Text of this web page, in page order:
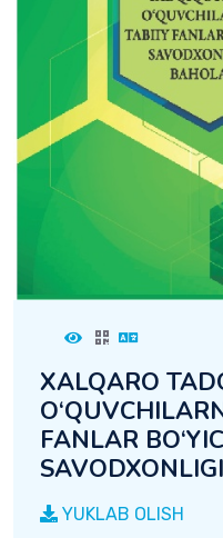
XALQARO
FANLAR
YUKLAB OLISH